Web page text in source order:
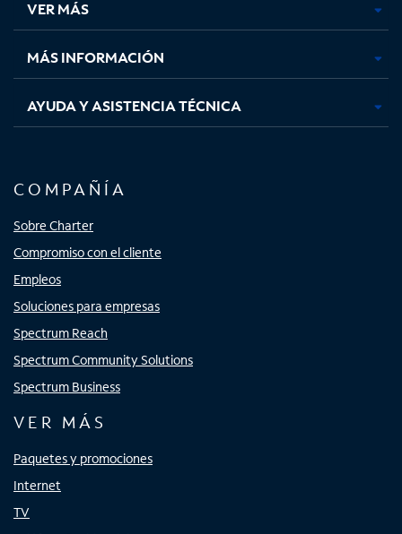
pestaña
nueva
pestaña
nueva
pestaña
nuevanueva
VER MÁS
MÁS INFORMACIÓN
AYUDA Y ASISTENCIA TÉCNICA
COMPAÑÍA
Sobre Charter
Compromiso con el cliente
Empleos
Soluciones para empresas
Spectrum Reach
Spectrum Community Solutions
Spectrum Business
VER MÁS
Paquetes y promociones
Internet
TV